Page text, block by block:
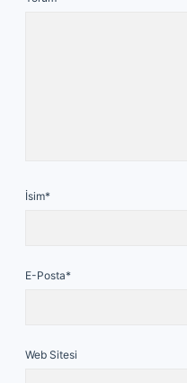
İsim*
E-Posta*
Web Sitesi